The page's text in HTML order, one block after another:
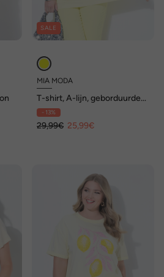
SALE
MIA MODA
T-shirt, A-lijn, geborduurde
bloemen, korte mouwen
- 13%
29,99€ 25,99€